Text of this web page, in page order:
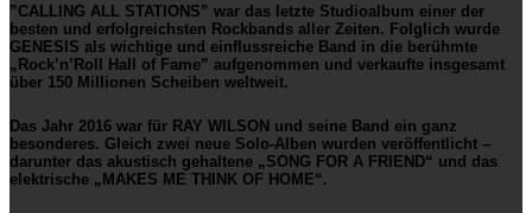
”CALLING ALL STATIONS” war das letzte Studioalbum einer der
besten und erfolgreichsten Rockbands aller Zeiten. Folglich wurde
GENESIS als wichtige und einflussreiche Band in die berühmte
„Rock’n’Roll Hall of Fame” aufgenommen und verkaufte insgesamt
über 150 Millionen Scheiben weltweit.
Das Jahr 2016 war für RAY WILSON und seine Band ein ganz
besonderes. Gleich zwei neue Solo-Alben wurden veröffentlicht –
darunter das akustisch gehaltene „SONG FOR A FRIEND“ und das
elektrische „ MAKES ME THINK OF HOME“.